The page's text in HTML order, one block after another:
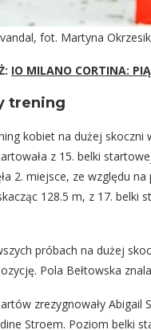
fot. Martyna Okrzesik
IO MILANO CORTINA:
trening
kobiet na dużej skoczni
z 15. belki
2. miejsce, ze względu
128.5 m, z 17. belki
próbach na dużej
Pola Bełtowska
zrezygnowały Abigail
Stroem. Poziom belki